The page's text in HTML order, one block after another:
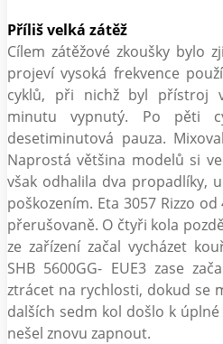
Příliš velká zátěž
Cílem zátěžové zkoušky bylo
projeví vysoká frekvence
cyklů, při nichž byl přístroj
minutu vypnutý. Po pěti
desetiminutová pauza.
Naprostá většina modelů si
však odhalila dva propadlíky,
poškozením. Eta 3057 Rizzo
přerušovaně. O čtyři kola
ze zařízení začal vycházet
SHB 5600GG- EUE3 zase
ztrácet na rychlosti, dokud se
dalších sedm kol došlo k
nešel znovu zapnout.